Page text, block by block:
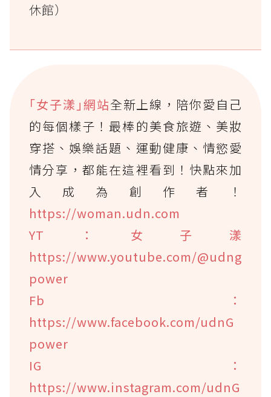
休館）
｢女子漾｣網站全新上線，陪你愛自己
的每個樣子！最棒的美食旅遊、美妝
穿搭、娛樂話題、運動健康、情慾愛
情分享，都能在這裡看到！快點來加
入成為創作者！
https://woman.udn.com
YT：女子漾
https://www.youtube.com/@udng
power
Fb：
https://www.facebook.com/udnG
power
IG：
https://www.instagram.com/udnG